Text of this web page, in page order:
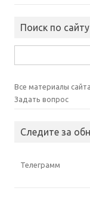
Поиск по сайту
Все материалы
Задать вопрос
Следите за
Телеграмм